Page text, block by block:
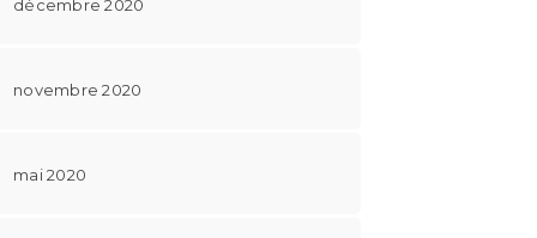
décembre 2020
novembre 2020
mai 2020